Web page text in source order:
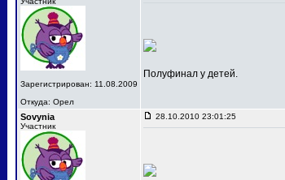
Зарегистрирован: 11.08.2009
Откуда: Орел
Полуфинал у детей.
Sovynia
Участник
28.10.2010 23:01:25